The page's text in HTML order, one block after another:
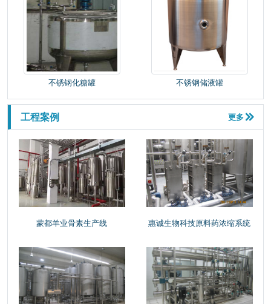
不锈钢化糖罐 不锈钢储液罐
工程案例 更多 
中
科院生化过程所全自动酶解系统 农
学院动物研究所兽药提取加工
蒙都羊业骨素生产线 惠诚生物科技原料药浓缩系统